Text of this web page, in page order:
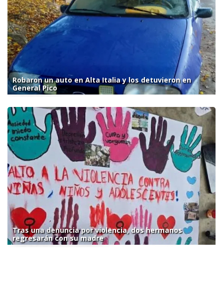
Robaron un auto en Alta Italia y los detuvieron en
General Pico
Tras una denuncia por violencia, dos hermanos
regresarán con su madre